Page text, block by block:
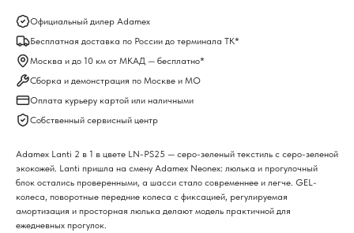
Официальный дилер Adamex
Бесплатная доставка по России до терминала ТК*
Москва и до 10 км от МКАД — бесплатно*
Сборка и демонстрация по Москве и МО
Оплата курьеру картой или наличными
Собственный сервисный центр
Adamex Lanti 2 в 1 в цвете LN-PS25 — серо-зеленый текстиль с серо-зеленой
экокожей. Lanti пришла на смену Adamex Neonex: люлька и прогулочный
блок остались проверенными, а шасси стало современнее и легче. GEL-
колеса, поворотные передние колеса с фиксацией, регулируемая
амортизация и просторная люлька делают модель практичной для
ежедневных прогулок.